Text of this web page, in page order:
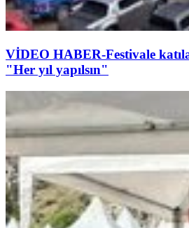
VİDEO HABER-Festivale
"Her yıl yapılsın"